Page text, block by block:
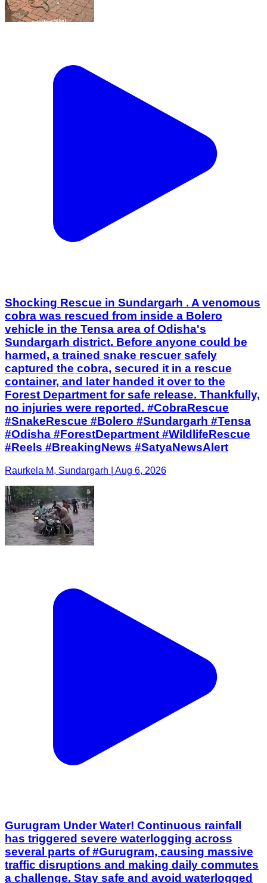
Shocking Rescue in Sundargarh . A venomous
cobra was rescued from inside a Bolero
vehicle in the Tensa area of Odisha's
Sundargarh district. Before anyone could be
harmed, a trained snake rescuer safely
captured the cobra, secured it in a rescue
container, and later handed it over to the
Forest Department for safe release. Thankfully,
no injuries were reported. #CobraRescue
#SnakeRescue #Bolero #Sundargarh #Tensa
#Odisha #ForestDepartment #WildlifeRescue
#Reels #BreakingNews #SatyaNewsAlert
Raurkela M, Sundargarh | Aug 6, 2026
Gurugram Under Water! Continuous rainfall
has triggered severe waterlogging across
several parts of #Gurugram, causing massive
traffic disruptions and making daily commutes
a challenge. Stay safe and avoid waterlogged